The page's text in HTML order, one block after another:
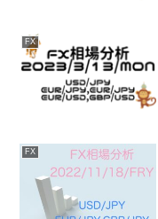
FX
FX